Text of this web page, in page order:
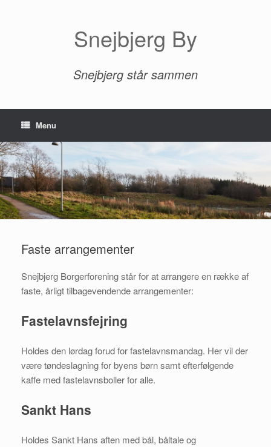
Snejbjerg By
Snejbjerg står sammen
Menu
Faste arrangementer
Snejbjerg Borgerforening står for at arrangere en række af
faste, årligt tilbagevendende arrangementer:
Fastelavnsfejring
Holdes den lørdag forud for fastelavnsmandag. Her vil der
være tøndeslagning for byens børn samt efterfølgende
kaffe med fastelavnsboller for alle.
Sankt Hans
Holdes Sankt Hans aften med bål, båltale og